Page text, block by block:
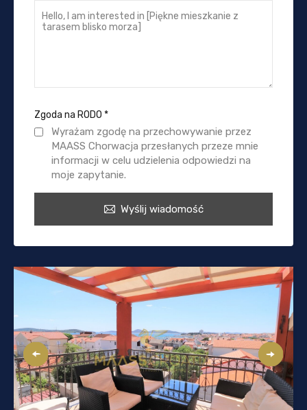
Zgoda na RODO *
Wyrażam zgodę na przechowywanie przez
MAASS Chorwacja przesłanych przeze mnie
informacji w celu udzielenia odpowiedzi na
moje zapytanie.
Wyślij wiadomość